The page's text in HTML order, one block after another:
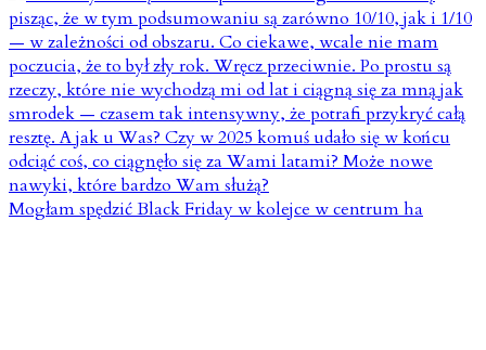
Mogłam spędzić Black Friday w kolejce w centrum ha